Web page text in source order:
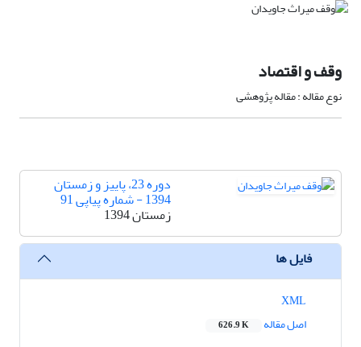
وقف و اقتصاد
نوع مقاله : مقاله پژوهشی
دوره 23، پاییز و زمستان
1394 - شماره پیاپی 91
زمستان 1394
فایل ها
اصل مقاله
626.9 K